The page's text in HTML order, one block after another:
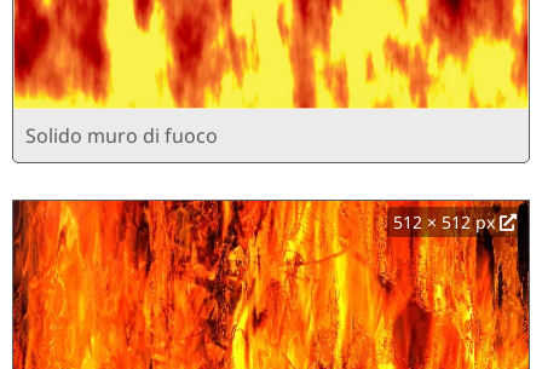
Solido muro di fuoco
512 × 512 px